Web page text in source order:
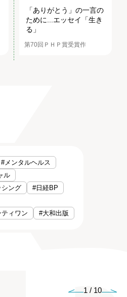
「ありがとう」の一言の
ために...エッセイ「生き
る」
第70回ＰＨＰ賞受賞作
#メンタルヘルス
ル
シング
#日経BP
ィワン
#大和出版
1 / 10